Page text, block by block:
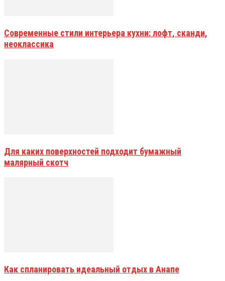
Современные стили интерьера кухни: лофт, сканди,
неоклассика
Для каких поверхностей подходит бумажный
малярный скотч
Как спланировать идеальный отдых в Анапе